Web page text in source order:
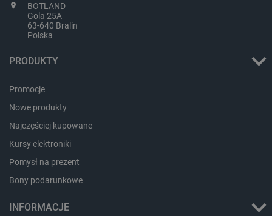
BOTLAND
Gola 25A
63-640 Bralin
Polska
PRODUKTY
Promocje
Nowe produkty
Najczęściej kupowane
Kursy elektroniki
Pomysł na prezent
Bony podarunkowe
INFORMACJE